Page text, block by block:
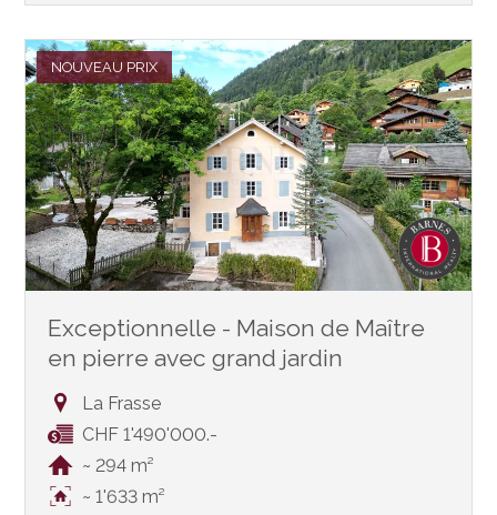
NOUVEAU PRIX
Exceptionnelle - Maison de Maître
en pierre avec grand jardin
La Frasse
CHF 1'490'000.-
~ 294 m²
~ 1'633 m²